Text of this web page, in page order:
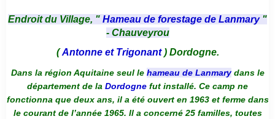
Endroit du Village, " Hameau de forestage de Lanmary "
- Chauveyrou
(Antonne et Trigonant) Dordogne.
Dans la région Aquitaine seul le hameau de Lanmarydans le
département de la Dordogne fut installé. Ce camp ne
fonctionna que deux ans, il a été ouvert en 1963 et ferme dans
le courant de l’année 1965. Il a concerné 25 familles, toutes